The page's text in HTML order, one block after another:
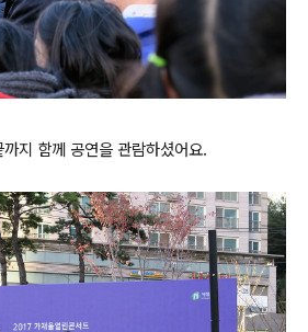
지 함께 공연을 관람하셨어요.